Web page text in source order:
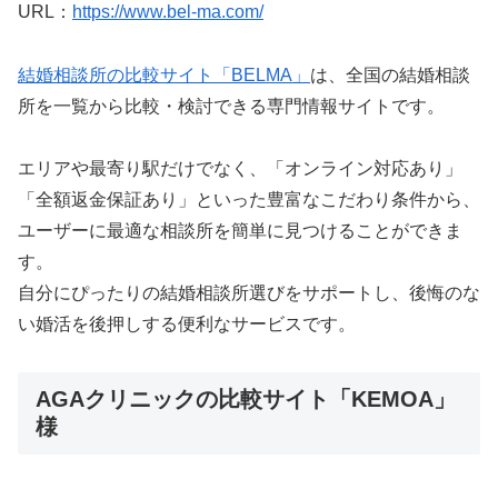
URL： https://www.bel-ma.com/
結婚相談所の比較サイト「BELMA」 は、全国の結婚相談
所を一覧から比較・検討できる専門情報サイトです。
エリアや最寄り駅だけでなく、「オンライン対応あり」
「全額返金保証あり」といった豊富なこだわり条件から、
ユーザーに最適な相談所を簡単に見つけることができま
す。
自分にぴったりの結婚相談所選びをサポートし、後悔のな
い婚活を後押しする便利なサービスです。
AGAクリニックの比較サイト「KEMOA」
様